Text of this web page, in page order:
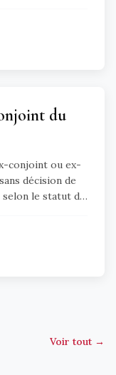
à vos objectifs.
du
conjoint ou ex-
décision de
le statut du
et les cas
Voir tout →